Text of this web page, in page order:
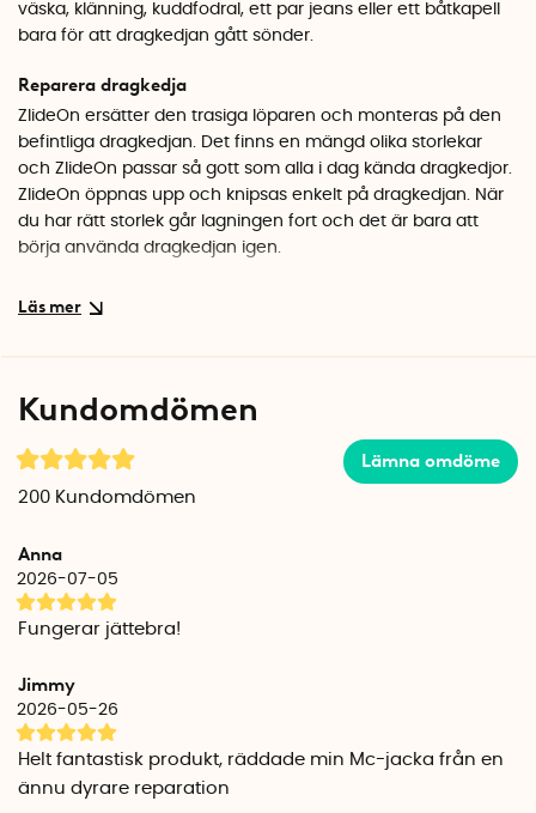
väska, klänning, kuddfodral, ett par jeans eller ett båtkapell
bara för att dragkedjan gått sönder.
Reparera dragkedja
ZlideOn ersätter den trasiga löparen och monteras på den
befintliga dragkedjan. Det finns en mängd olika storlekar
och ZlideOn passar så gott som alla i dag kända dragkedjor.
ZlideOn öppnas upp och knipsas enkelt på dragkedjan. När
du har rätt storlek går lagningen fort och det är bara att
börja använda dragkedjan igen.
Förläng livet på plagg och prylar med dragkedja
enhet återupplivar enkelt och effektivt alla typer av
längre liv. Det är ett praktiskt redskap som spar både pengar
och tid, och en perfekt lösning för snabba reparationer
HITTA RÄTT STORLEK:
1. Vilket material är din dragkedja gjord av?
De flesta dragkedjetyper är gjorda av antingen Metall, Plast,
Coil (narrow) eller Vattentät Coil (waterproof).
Ta hjälp av bilden på de olika dragkedjetyperna och jämför
med din dragkedja. Vilken typ av material din dragkedja har
avgör hur din ZlideOn är utformad och benämns med
och C2=Vattentät coil (waterproof).
Kundomdömen
Lämna omdöme
200 Kundomdömen
Anna
2026-07-05
Fungerar jättebra!
Jimmy
2026-05-26
Helt fantastisk produkt, räddade min Mc-jacka från en
ännu dyrare reparation